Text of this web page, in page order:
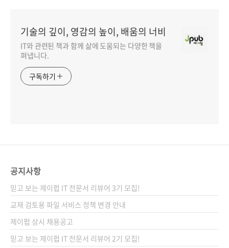
기술의 깊이, 영감의 높이, 배움의 너비
IT와 관련된 책과 함께 삶에 도움되는 다양한 책을
펴냅니다.
구독하기
공지사항
믿고 보는 제이펍 IT 전문서 리뷰어 3기 모집!
교재 검토용 파일 서비스 정책 변경 안내
제이펍 상시 채용공고
믿고 보는 제이펍 IT 전문서 리뷰어 2기 모집!